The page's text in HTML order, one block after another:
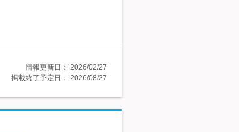
情報更新日： 2026/02/27
掲載終了予定日： 2026/08/27